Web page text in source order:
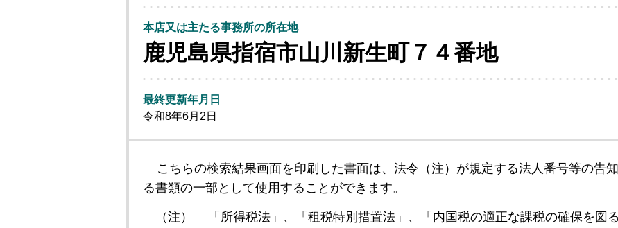
本店又は主たる事務所の所在地
鹿児島県指宿市山川新生町７４番地
最終更新年月日
令和8年6月2日
こちらの検索結果画面を印刷した書面は、法令（注）が規定する法人番号等の告
る書類の一部として使用することができます。
（注）
「所得税法」、「租税特別措置法」、「内国税の適正な課税の確保を図